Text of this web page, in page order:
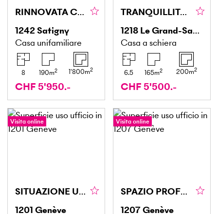
RINNOVATA CON GIARDINO TRA I VIGNETI
1242Satigny
Casa unifamiliare
8 190m2 1'800m2
CHF 5'950.-
TRANQUILLITÀ CON GIARDINO PER TUTTA LA FAMIGLIA
1218 Le Grand-Saconnex PALEXPO
Casa a schiera
6.5 165m2 200m2
CHF 5'500.-
Visita online
SITUAZIONE UNICA E LUSSUOSA
1201 Genève
Visita online
SPAZIO PROFESSIONALE CHIAVI IN MANO (2)
1207Genève